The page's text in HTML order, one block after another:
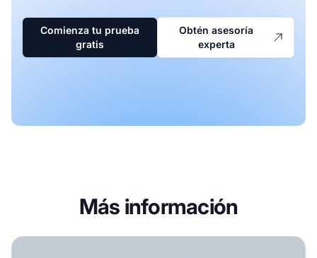
Comienza tu prueba
gratis
Obtén asesoría
experta
Más información
Afiliados Relacionados vs Afiliados No Vinculados: